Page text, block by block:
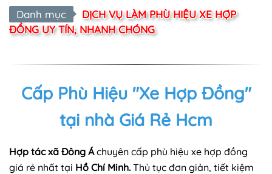
Danh mục
DỊCH VỤ LÀM PHÙ HIỆU XE HỢP
ĐỒNG UY TÍN, NHANH CHÓNG
Cấp Phù Hiệu "Xe Hợp Đồng"
tại nhà Giá Rẻ Hcm
Hợp tác xã Đông Áchuyên cấp phù hiệu xe hợp đồng
giá rẻ nhất tại Hồ Chí Minh. Thủ tục đơn giản, tiết kiệm